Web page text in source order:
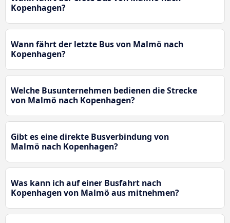
Kopenhagen?
Wann fährt der letzte Bus von Malmö nach
Kopenhagen?
Welche Busunternehmen bedienen die Strecke
von Malmö nach Kopenhagen?
Gibt es eine direkte Busverbindung von
Malmö nach Kopenhagen?
Was kann ich auf einer Busfahrt nach
Kopenhagen von Malmö aus mitnehmen?